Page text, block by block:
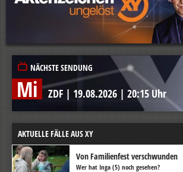
NÄCHSTE SENDUNG
Mi ZDF | 19.08.2026 | 20:15 Uhr
AKTUELLE FÄLLE AUS XY
Von Familienfest verschwunden
Wer hat Inga (5) noch gesehen?